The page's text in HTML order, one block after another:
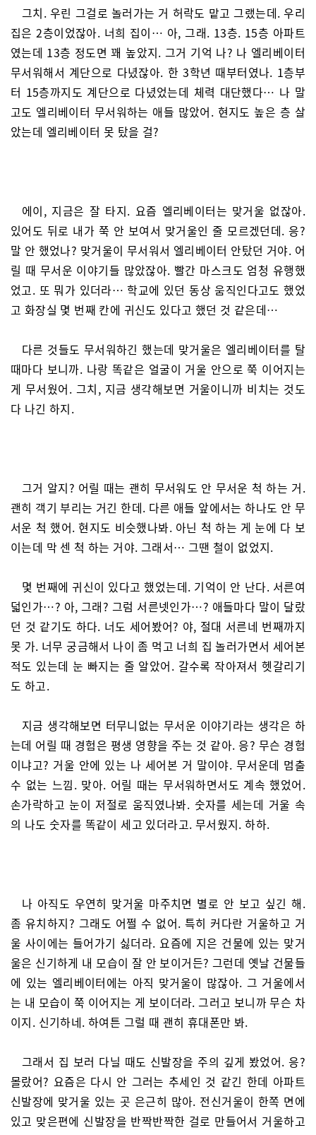
그치. 우린 그걸로 놀러가는 거 허락도 맡고 그랬는데. 우리
집은 2층이었잖아. 너희 집이… 아, 그래. 13층. 15층 아파트
였는데 13층 정도면 꽤 높았지. 그거 기억 나? 나 엘리베이터
무서워해서 계단으로 다녔잖아. 한 3학년 때부터였나. 1층부
터 15층까지도 계단으로 다녔었는데 체력 대단했다… 나 말
고도 엘리베이터 무서워하는 애들 많았어. 현지도 높은 층 살
았는데 엘리베이터 못 탔을 걸?
에이, 지금은 잘 타지. 요즘 엘리베이터는 맞거울 없잖아.
있어도 뒤로 내가 쭉 안 보여서 맞거울인 줄 모르겠던데. 응?
말 안 했었나? 맞거울이 무서워서 엘리베이터 안탔던 거야. 어
릴 때 무서운 이야기들 많았잖아. 빨간 마스크도 엄청 유행했
었고. 또 뭐가 있더라… 학교에 있던 동상 움직인다고도 했었
고 화장실 몇 번째 칸에 귀신도 있다고 했던 것 같은데…
다른 것들도 무서워하긴 했는데 맞거울은 엘리베이터를 탈
때마다 보니까. 나랑 똑같은 얼굴이 거울 안으로 쭉 이어지는
게 무서웠어. 그치, 지금 생각해보면 거울이니까 비치는 것도
다 나긴 하지.
그거 알지? 어릴 때는 괜히 무서워도 안 무서운 척 하는 거.
괜히 객기 부리는 거긴 한데. 다른 애들 앞에서는 하나도 안 무
서운 척 했어. 현지도 비슷했나봐. 아닌 척 하는 게 눈에 다 보
이는데 막 센 척 하는 거야. 그래서… 그땐 철이 없었지.
몇 번째에 귀신이 있다고 했었는데. 기억이 안 난다. 서른여
덟인가…? 아, 그래? 그럼 서른넷인가…? 애들마다 말이 달랐
던 것 같기도 하다. 너도 세어봤어? 야, 절대 서른네 번째까지
못 가. 너무 궁금해서 나이 좀 먹고 너희 집 놀러가면서 세어본
적도 있는데 눈 빠지는 줄 알았어. 갈수록 작아져서 헷갈리기
도 하고.
지금 생각해보면 터무니없는 무서운 이야기라는 생각은 하
는데 어릴 때 경험은 평생 영향을 주는 것 같아. 응? 무슨 경험
이냐고? 거울 안에 있는 나 세어본 거 말이야. 무서운데 멈출
수 없는 느낌. 맞아. 어릴 때는 무서워하면서도 계속 했었어.
손가락하고 눈이 저절로 움직였나봐. 숫자를 세는데 거울 속
의 나도 숫자를 똑같이 세고 있더라고. 무서웠지. 하하.
나 아직도 우연히 맞거울 마주치면 별로 안 보고 싶긴 해.
좀 유치하지? 그래도 어쩔 수 없어. 특히 커다란 거울하고 거
울 사이에는 들어가기 싫더라. 요즘에 지은 건물에 있는 맞거
울은 신기하게 내 모습이 잘 안 보이거든? 그런데 옛날 건물들
에 있는 엘리베이터에는 아직 맞거울이 많잖아. 그 거울에서
는 내 모습이 쭉 이어지는 게 보이더라. 그러고 보니까 무슨 차
이지. 신기하네. 하여튼 그럴 때 괜히 휴대폰만 봐.
그래서 집 보러 다닐 때도 신발장을 주의 깊게 봤었어. 응?
몰랐어? 요즘은 다시 안 그러는 추세인 것 같긴 한데 아파트
신발장에 맞거울 있는 곳 은근히 많아. 전신거울이 한쪽 면에
있고 맞은편에 신발장을 반짝반짝한 걸로 만들어서 거울하고